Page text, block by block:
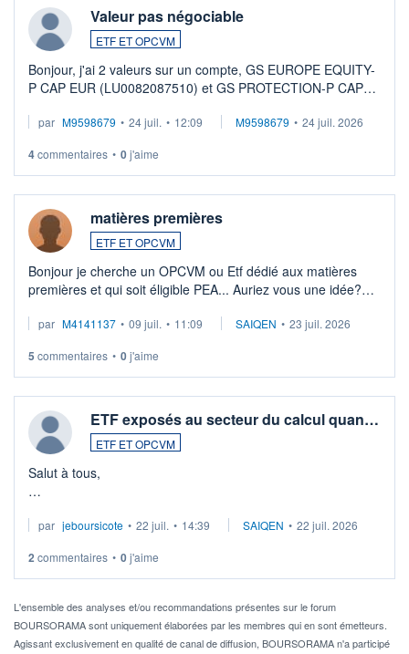
Valeur pas négociable
ETF ET OPCVM
Bonjour, j'ai 2 valeurs sur un compte, GS EUROPE EQUITY-
P CAP EUR (LU0082087510) et GS PROTECTION-P CAP
veux procéder à la vente, on me signale ...
par M9598679 • 24 juil. • 12:09 M9598679 • 24 juil. 2026
4commentaires • 0j'aime
matières premières
ETF ET OPCVM
Bonjour je cherche un OPCVM ou Etf dédié aux matières
premières et qui soit éligible PEA... Auriez vous une idée?
par M4141137 • 09 juil. • 11:09 SAIQEN • 23 juil. 2026
5 commentaires • 0j'aime
ETF exposés au secteur du calcul quan…
ETF ET OPCVM
Salut à tous,
via un ETF plutôt que des actions individuelles.
Idéalement, je voudrais qu'il soit éligible au PEA.
Pour l' ...
par jeboursicote • 22 juil. • 14:39 SAIQEN • 22 juil. 2026
2 commentaires • 0j'aime
L'ensemble des analyses et/ou recommandations présentes sur le forum
BOURSORAMA sont uniquement élaborées par les membres qui en sont émetteurs.
Agissant exclusivement en qualité de canal de diffusion, BOURSORAMA n'a participé